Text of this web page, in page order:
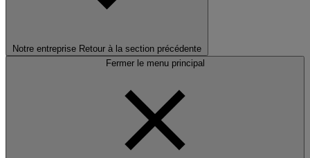
Notre entreprise Retour à la section précédente
Fermer le menu principal